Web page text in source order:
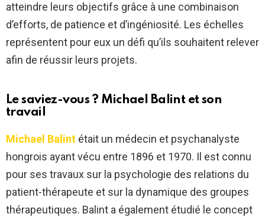
atteindre leurs objectifs grâce à une combinaison
d’efforts, de patience et d’ingéniosité. Les échelles
représentent pour eux un défi qu’ils souhaitent relever
afin de réussir leurs projets.
Le saviez-vous ? Michael Balint et son
travail
Michael Balint était un médecin et psychanalyste
hongrois ayant vécu entre 1896 et 1970. Il est connu
pour ses travaux sur la psychologie des relations du
patient-thérapeute et sur la dynamique des groupes
thérapeutiques. Balint a également étudié le concept